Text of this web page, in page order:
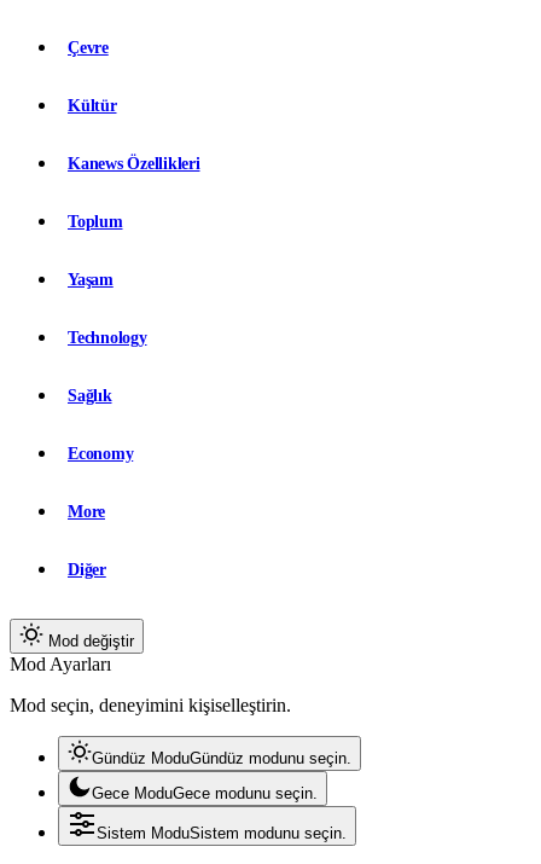
Çevre
Kültür
Kanews Özellikleri
Toplum
Yaşam
Technology
Sağlık
Economy
More
Diğer
Mod değiştir
Mod Ayarları
Mod seçin, deneyimini kişiselleştirin.
Gündüz ModuGündüz modunu seçin.
Gece ModuGece modunu seçin.
Sistem ModuSistem modunu seçin.